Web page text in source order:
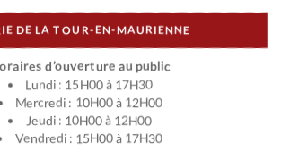
DE LA TOUR-EN-MAURIENNE
d’ouverture au public
Lundi : 15H00 à 17H30
Mercredi : 10H00 à 12H00
Jeudi : 10H00 à 12H00
Vendredi : 15H00 à 17H30